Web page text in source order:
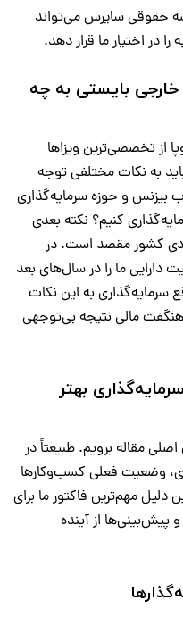
حقوقی سایرسمی‌تواند
در اختیار ما قرار دهد.
خارجی بایستی به چه
از تخصصی‌ترین ویزاها
به نکات مختلفی توجه
بیزنس و حوزه سرمایه‌گذاری
کنیم؟ نکته بعدی
کشور مقصد است. در
ما را در سال‌های بعد
سرمایه‌گذاری به این نکات
هنگفت مالی نتیجه بی‌توجهی
بهتر
مقاله برویم. طبیعتاً در
وضعیت فعلی کسب‌وکارها
دلیل مهم‌ترین فاکتور ما برای
پیش‌بینی‌ها از آینده